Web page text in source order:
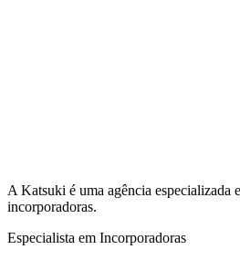
A Katsuki é uma agência especializada
incorporadoras.
Especialista em Incorporadoras